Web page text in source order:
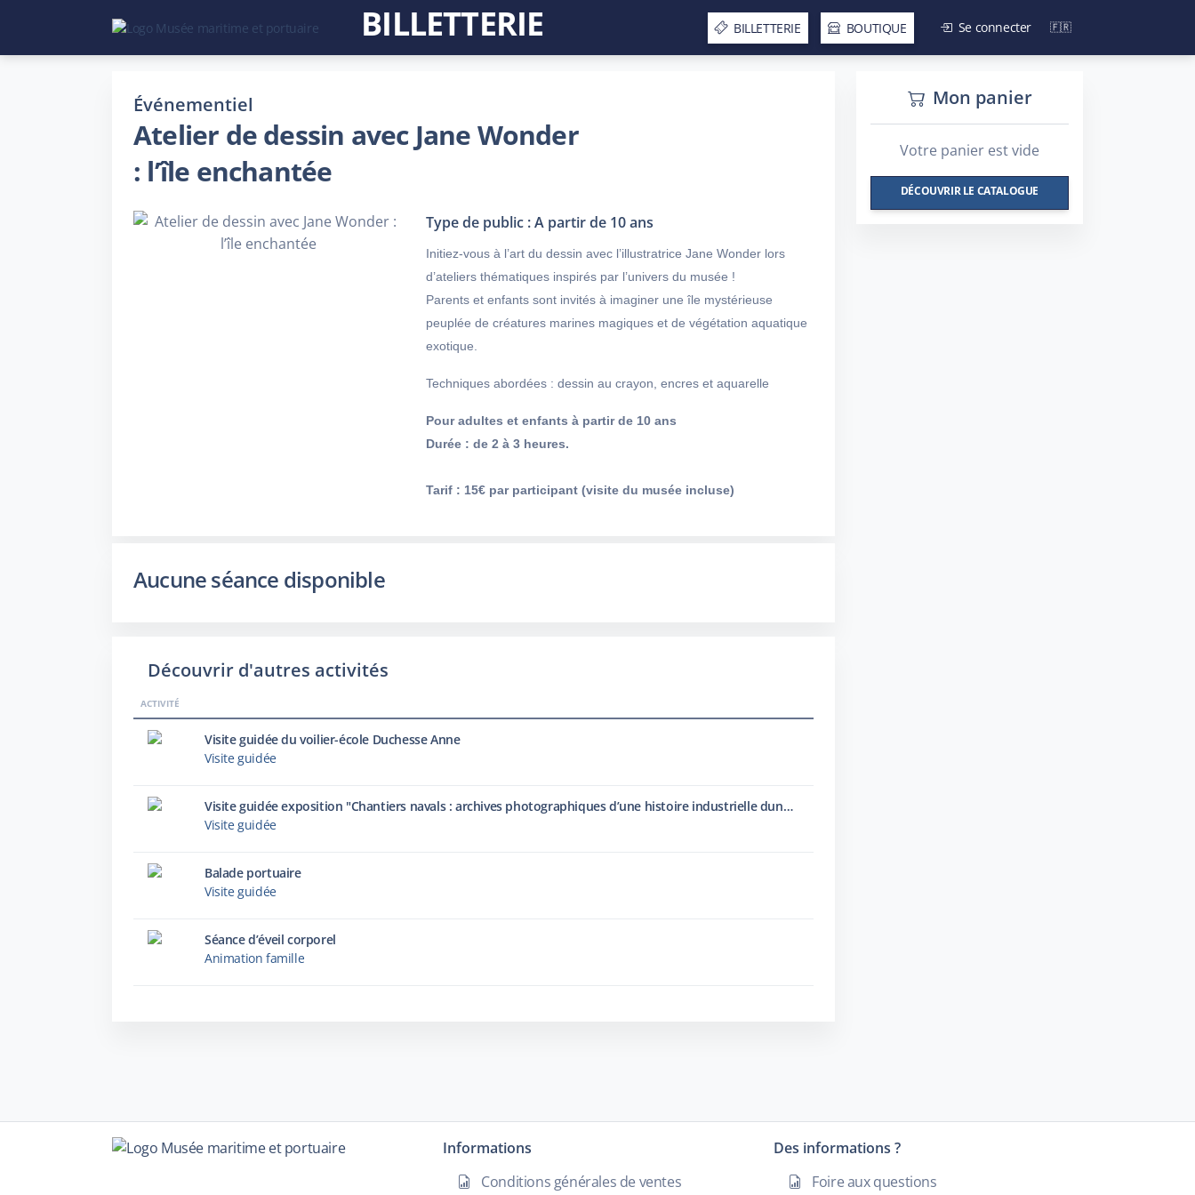
BILLETTERIE BILLETTERIE BOUTIQUE Se connecter
Événementiel
Atelier de dessin avec Jane Wonder
: l’île enchantée
Type de public : A partir de 10 ans
Initiez-vous à l’art du dessin avec l’illustratrice Jane Wonder lors
d’ateliers thématiques inspirés par l’univers du musée !
Parents et enfants sont invités à imaginer une île mystérieuse
peuplée de créatures marines magiques et de végétation aquatique
exotique.
Techniques abordées : dessin au crayon, encres et aquarelle
Pour adultes et enfants à partir de 10 ans
Durée : de 2 à 3 heures.
Tarif : 15€ par participant (visite du musée incluse)
Aucune séance disponible
Découvrir d'autres activités
ACTIVITÉ
Visite guidée du voilier-école Duchesse Anne
Visite guidée
Visite guidée exposition "Chantiers navals : archives photographiques d’une histoire industrielle dunkerquoise"
Visite guidée
Balade portuaire
Visite guidée
Séance d’éveil corporel
Animation famille
Mon panier
Votre panier est vide
DÉCOUVRIR LE CATALOGUE
Informations
Conditions générales de ventes
Des informations ?
Foire aux questions